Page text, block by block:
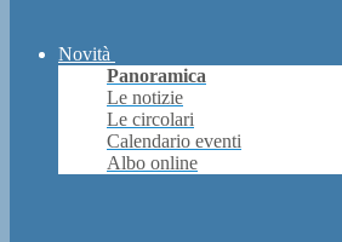
Novità
Panoramica
Le notizie
Le circolari
Calendario eventi
Albo online